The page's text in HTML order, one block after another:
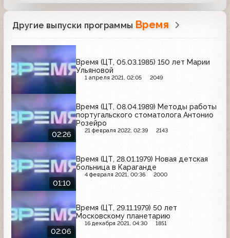
Другие выпуски программы Время
Время (ЦТ, 05.03.1985) 150 лет Марии
Ульяновой
1 апреля 2021, 02:05 2049
02:26
Время (ЦТ, 08.04.1989) Методы работы
португальского стоматолога Антонио
Розейро
21 февраля 2022, 02:39 2143
01:10
Время (ЦТ, 28.01.1979) Новая детская
больница в Караганде
4 февраля 2021, 00:36 2000
02:06
Время (ЦТ, 29.11.1979) 50 лет
Московскому планетарию
16 декабря 2021, 04:30 1851